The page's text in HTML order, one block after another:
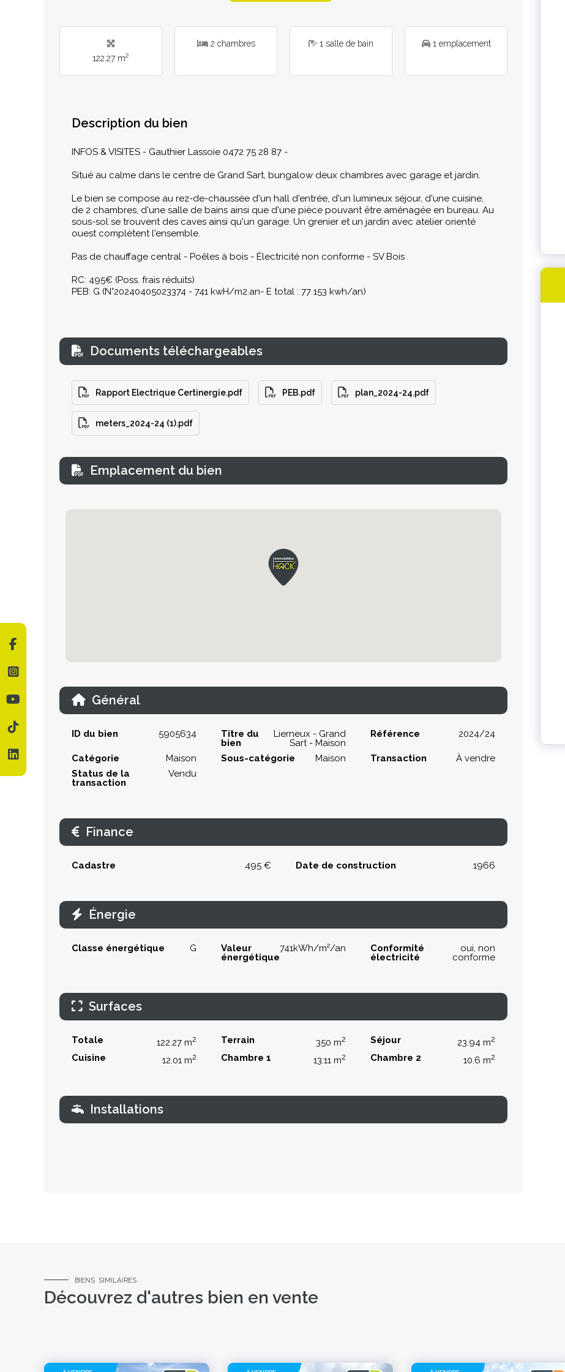
122.27 m2
2 chambres 1 salle de bain 1 emplacement
Description du bien
INFOS & VISITES - Gauthier Lassoie 0472 75 28 87 -
Situé au calme dans le centre de Grand Sart, bungalow deux chambres avec garage et jardin.
Le bien se compose au rez-de-chaussée d'un hall d'entrée, d'un lumineux séjour, d'une cuisine,
de 2 chambres, d'une salle de bains ainsi que d'une pièce pouvant être aménagée en bureau. Au
sous-sol se trouvent des caves ainsi qu'un garage. Un grenier et un jardin avec atelier orienté
ouest complètent l'ensemble.
Pas de chauffage central - Poêles à bois - Électricité non conforme - SV Bois
RC: 495€ (Poss. frais réduits)
PEB: G (N°20240405023374 - 741 kwH/m2.an- E total : 77 153 kwh/an)
Documents téléchargeables
Rapport Electrique Certinergie.pdf PEB.pdf plan_2024-24.pdf
meters_2024-24 (1).pdf
Emplacement du bien
Général
ID du bien 5905634
Titre du
bien
Lierneux - Grand
Sart - Maison
Référence 2024/24
Catégorie Maison Sous-catégorie Maison Transaction
À vendre
Status de la
transaction
Vendu
Finance
Cadastre 495 € Date de construction 1966
Énergie
Classe énergétique G
Valeur
énergétique
741kWh/m²/an
Conformité
électricité
oui, non
conforme
Surfaces
Totale 122.27 m2 Terrain 350 m2 Séjour 23.94 m2
Cuisine 12.01 m2 Chambre 1 13.11 m2 Chambre 2 10.6 m2
Installations
BIENS SIMILAIRES
Découvrez d'autres bien en vente